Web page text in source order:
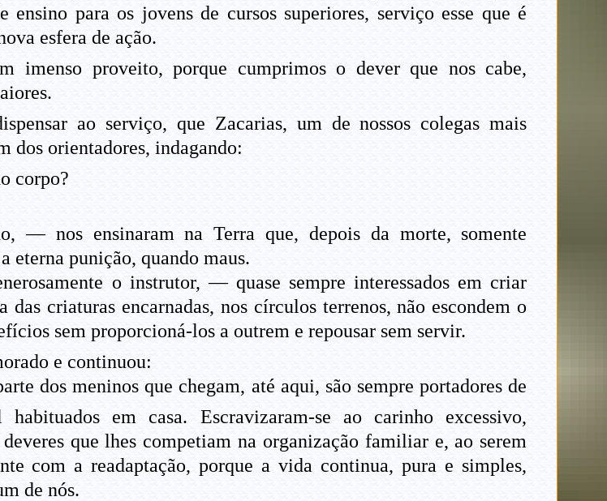
para os jovens de cursos superiores, serviço esse que é
esfera de ação.
imenso proveito, porque cumprimos o dever que nos cabe,
ao serviço, que Zacarias, um de nossos colegas mais
dos orientadores, indagando:
corpo?
nos ensinaram na Terra que, depois da morte, somente
eterna punição, quando maus.
o instrutor, — quase sempre interessados em criar
criaturas encarnadas, nos círculos terrenos, não escondem o
sem proporcioná-los a outrem e repousar sem servir.
e continuou:
dos meninos que chegam, até aqui, são sempre portadores de
em casa. Escravizaram-se ao carinho excessivo,
que lhes competiam na organização familiar e, ao serem
com a readaptação, porque a vida continua, pura e simples,
de nós.